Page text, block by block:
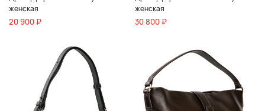
женская
20 900 ₽
женская
30 800 ₽